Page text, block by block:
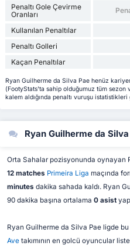
Penaltı Gole Çevirme
Oranları
Kullanılan Penaltılar
Penaltı Golleri
Kaçan Penaltılar
Ryan Guilherme da Silva Pae henüz
(FootyStats'ta sahip olduğumuz tüm
kalem aldığında penaltı vuruşu
Ryan Guilherme da
Orta Sahalar pozisyonunda oynayan
12 matches Primeira Liga maçında
minutes dakika sahada kaldı. Ryan
90 dakika başına ortalama 0 asist
Ryan Guilherme da Silva Pae ligde bu
Avetakımının en golcü oyuncular